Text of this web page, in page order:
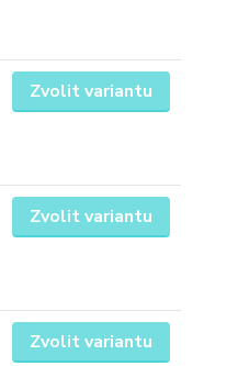
Zvolit variantu
Zvolit variantu
Zvolit variantu